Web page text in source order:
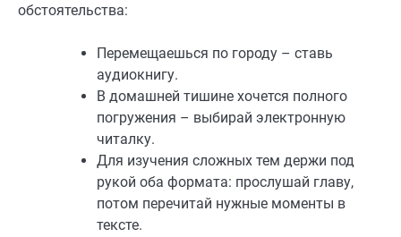
обстоятельства:
Перемещаешься по городу – ставь
аудиокнигу.
В домашней тишине хочется полного
погружения – выбирай электронную
читалку.
Для изучения сложных тем держи под
рукой оба формата: прослушай главу,
потом перечитай нужные моменты в
тексте.